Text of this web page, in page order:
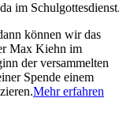
im
können wir das
Max Kiehn im
der versammelten
Spende einem
Mehr erfahren